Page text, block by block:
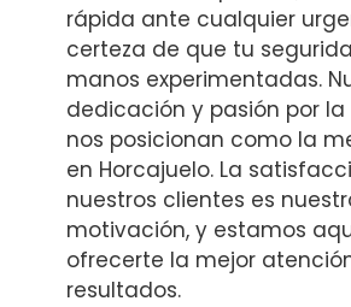
rápida ante cualquier
certeza de que tu
manos experimentadas.
dedicación y pasión por
nos posicionan como la
en Horcajuelo. La
nuestros clientes es
motivación, y estamos
ofrecerte la mejor
resultados.